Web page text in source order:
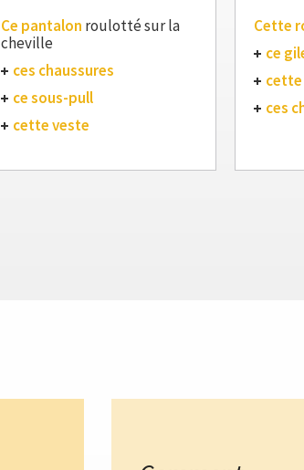
Ce pantalon roulotté sur la
cheville
ces chaussures
ce sous-pull
cette veste
Cette
ce
ces